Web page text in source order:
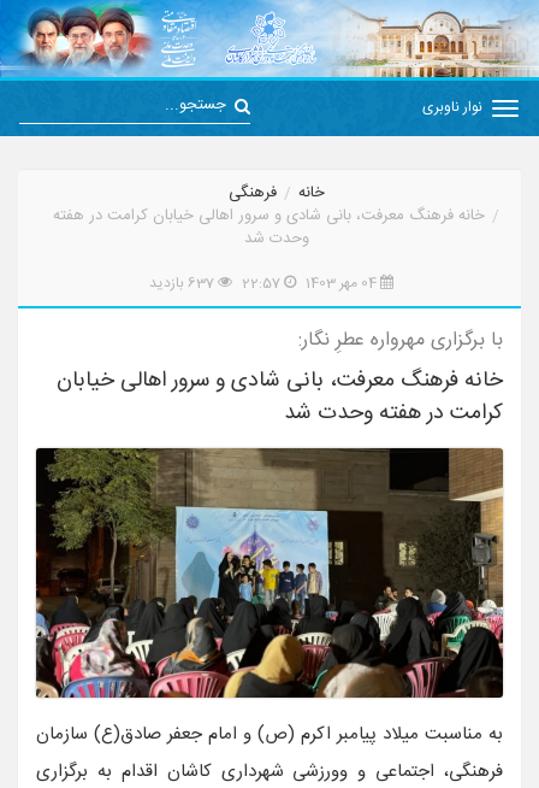
نوار ناوبری
خانه
فرهنگی
خانه فرهنگ معرفت، بانی شادی و سرور اهالی خیابان کرامت در هفته
وحدت شد
04 مهر 1403
با برگزاری مهرواره عطرِ نگار:
خانه فرهنگ معرفت، بانی شادی و سرور اهالی خیابان
کرامت در هفته وحدت شد
به مناسبت میلاد پیامبر اکرم (ص) و امام جعفر صادق(ع) سازمان‌
فرهنگی‌، اجتماعی‌ و وورزشی شهرداری کاشان اقدام به برگزاری